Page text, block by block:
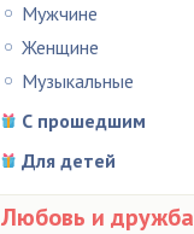
Мужчине
Женщине
Музыкальные
С прошедшим
Для детей
Любовь и дружба